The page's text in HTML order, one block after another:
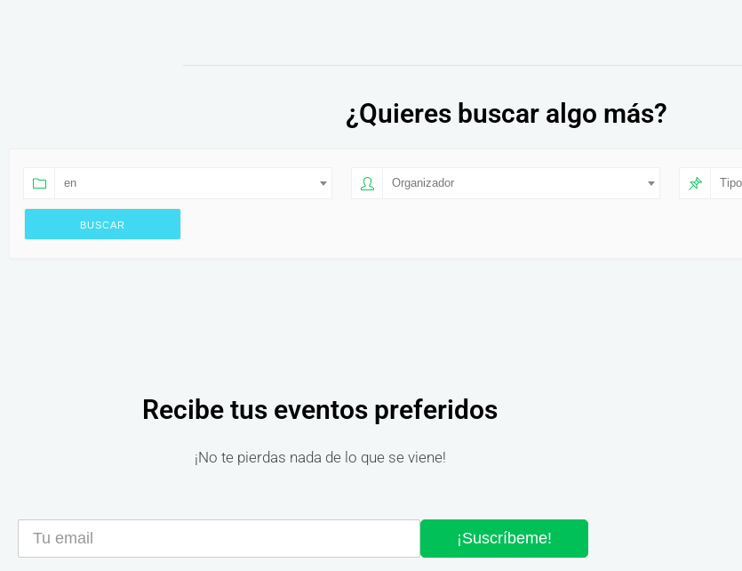
¿Quieres buscar algo más?
en Organizador
Recibe tus eventos preferidos
¡No te pierdas nada de lo que se viene!
¡Suscríbeme!